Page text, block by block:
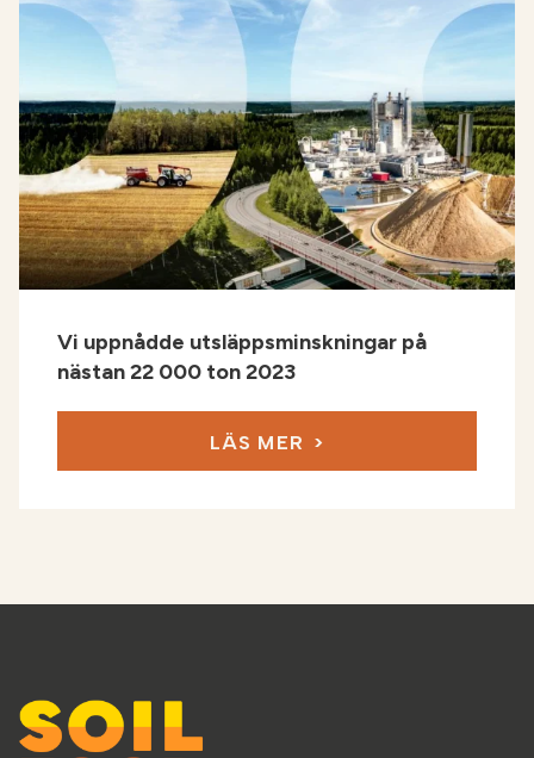
Vi uppnådde utsläppsminskningar på
nästan 22 000 ton 2023
LÄS MER